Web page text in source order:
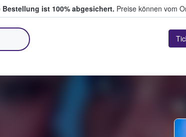
Bestellung ist 100% abgesichert. Preise können vom